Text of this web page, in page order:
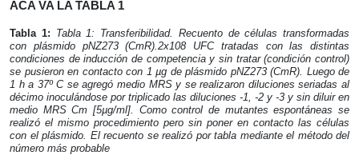
ACA VA LA TABLA 1
Tabla 1: Tabla 1: Transferibilidad. Recuento de células transformadas
con plásmido pNZ273 (CmR).2x108 UFC tratadas con las distintas
condiciones de inducción de competencia y sin tratar (condición control)
se pusieron en contacto con 1 µg de plásmido pNZ273 (CmR). Luego de
1 h a 37º C se agregó medio MRS y se realizaron diluciones seriadas al
décimo inoculándose por triplicado las diluciones -1, -2 y -3 y sin diluir en
medio MRS Cm [5µg/ml]. Como control de mutantes espontáneas se
realizó el mismo procedimiento pero sin poner en contacto las células
con el plásmido. El recuento se realizó por tabla mediante el método del
número más probable